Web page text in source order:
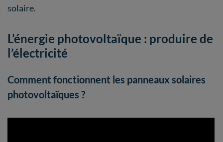
solaire.
L’énergie photovoltaïque : produire de
l’électricité
Comment fonctionnent les panneaux solaires
photovoltaïques ?